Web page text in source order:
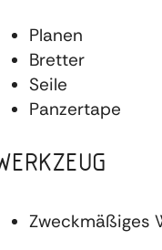
Planen
Bretter
Seile
Panzertape
Zweckmäßiges